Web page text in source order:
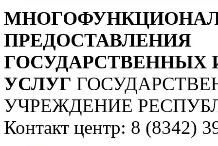
ПРЕДОСТАВЛЕНИЯ
УСЛУГ
УЧРЕЖДЕНИЕ
Контакт центр: 8 (8342)